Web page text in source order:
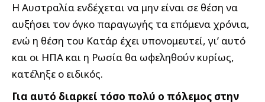
Η Αυστραλία ενδέχεται να μην είναι σε θέση να
αυξήσει τον όγκο παραγωγής τα επόμενα χρόνια,
ενώ η θέση του Κατάρ έχει υπονομευτεί, γι’ αυτό
και οι ΗΠΑ και η Ρωσία θα ωφεληθούν κυρίως,
κατέληξε ο ειδικός.
Για αυτό διαρκεί τόσο πολύ ο πόλεμος στην